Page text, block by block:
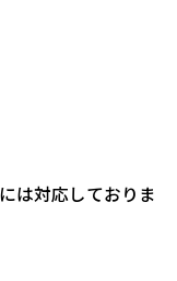
は対応しておりま